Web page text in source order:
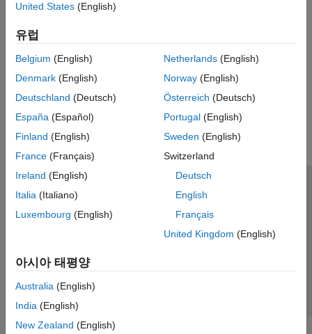
구조체
테이블
categorical형 배열
datetime형 배열
duration형 배열
MATLAB 클래스
함수 핸들
사전
Define Categorical Array Inputs
Adhere to code generation restrictions for categorical arrays.
이 페이지가 얼마나 도움이 되었습니까?
United States (English)
유럽
Belgium (English)
Denmark (English)
Deutschland (Deutsch)
España (Español)
Finland (English)
France (Français)
Ireland (English)
Italia (Italiano)
Luxembourg (English)
Netherlands(English)
Norway(English)
Österreich (Deutsch)
Portugal(English)
Sweden (English)
Switzerland
Deutsch
English
Français
United Kingdom (English)
아시아 태평양
Australia (English)
India (English)
New Zealand (English)
신뢰 센터 개인정보 취급방침
애플리케이션 상태
© 1994-2026 The MathWorks, Inc.
웹사이트
한국